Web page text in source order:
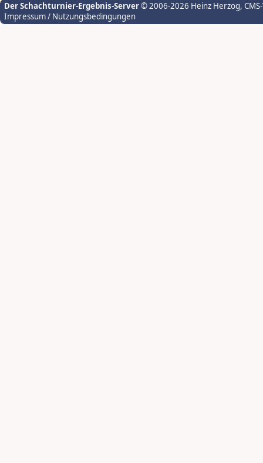
Der Schachturnier-Ergebnis-Server© 2006-2026 Heinz Herzog,
Impressum / Nutzungsbedingungen